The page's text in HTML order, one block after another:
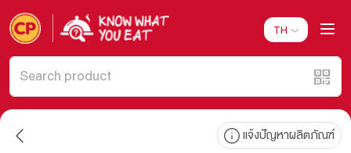
TH
แจ้งปัญหาผลิตภัณฑ์